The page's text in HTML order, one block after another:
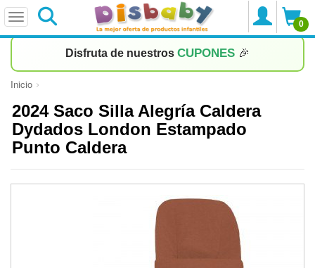
0
Disfruta de nuestros CUPONES 🎉
Inicio
2024 Saco Silla Alegría Caldera
Dydados London Estampado
Punto Caldera